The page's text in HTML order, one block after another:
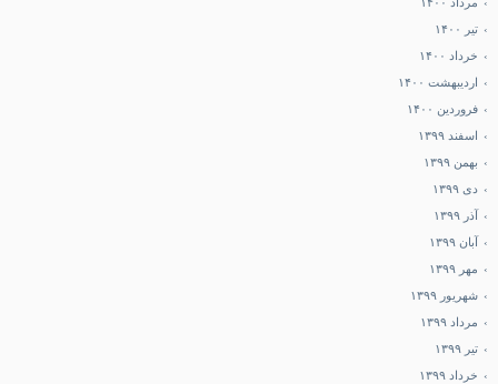
تیر ۱۴۰۰
خرداد ۱۴۰۰
اردیبهشت ۱۴۰۰
فروردین ۱۴۰۰
اسفند ۱۳۹۹
بهمن ۱۳۹۹
دی ۱۳۹۹
آذر ۱۳۹۹
آبان ۱۳۹۹
مهر ۱۳۹۹
شهریور ۱۳۹۹
مرداد ۱۳۹۹
تیر ۱۳۹۹
خرداد ۱۳۹۹